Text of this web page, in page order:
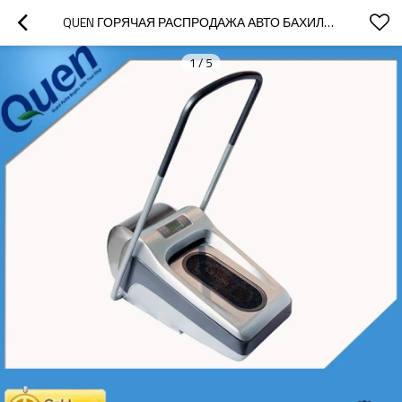
QUEN ГОРЯЧАЯ РАСПРОДАЖА АВТО БАХИЛЫ ДИСПЕНСЕР ДЛЯ ЛАБОРАТОРИИ
1/5